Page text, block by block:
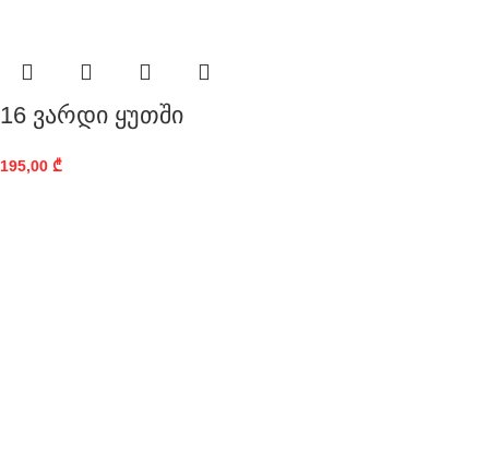
16 ვარდი ყუთში
195,00 ₾